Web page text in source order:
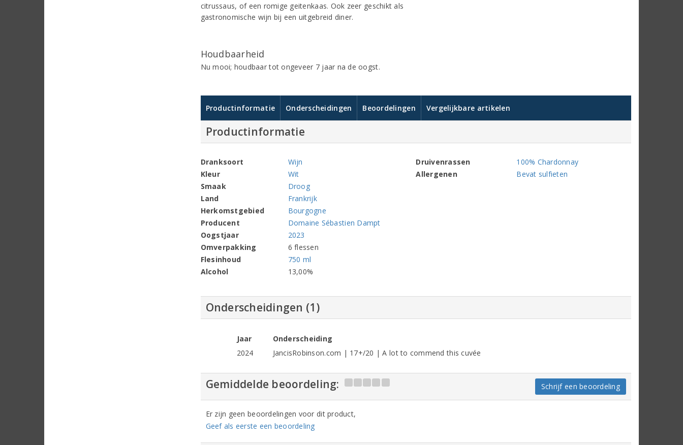
citrussaus, of een romige geitenkaas. Ook zeer geschikt als
gastronomische wijn bij een uitgebreid diner.
Houdbaarheid
Nu mooi; houdbaar tot ongeveer 7 jaar na de oogst.
Productinformatie Onderscheidingen Beoordelingen Vergelijkbare artikelen
Productinformatie
Dranksoort
Wijn
Kleur
Wit
Smaak
Droog
Land
Frankrijk
Herkomstgebied
Bourgogne
Producent
Domaine Sébastien Dampt
Oogstjaar
2023
Omverpakking
6 flessen
Flesinhoud
750 ml
Alcohol
13,00%
Druivenrassen
100% Chardonnay
Allergenen
Bevat sulfieten
Onderscheidingen (1)
Jaar
Onderscheiding
2024
JancisRobinson.com | 17+/20 | A lot to commend this cuvée
Gemiddelde beoordeling: Schrijf een beoordeling
Er zijn geen beoordelingen voor dit product,
Geef als eerste een beoordeling